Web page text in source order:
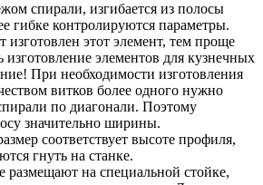
спирали, изгибается из полосы
гибке контролируются параметры.
изготовлен этот элемент, тем проще
изготовление элементов для кузнечных
При необходимости изготовления
витков более одного нужно
по диагонали. Поэтому
значительно ширины.
соответствует высоте профиля,
гнуть на станке.
размещают на специальной стойке,